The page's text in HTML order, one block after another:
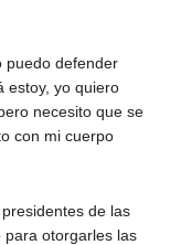
puedo defender
estoy, yo quiero
necesito que se
con mi cuerpo
de las
para otorgarles las